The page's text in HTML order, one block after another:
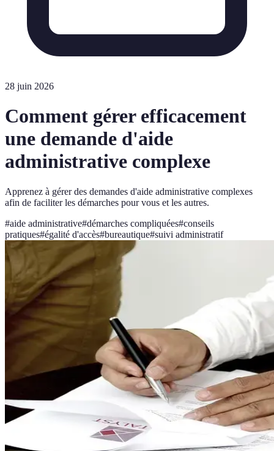
28 juin 2026
Comment gérer efficacement
une demande d'aide
administrative complexe
Apprenez à gérer des demandes d'aide administrative complexes
afin de faciliter les démarches pour vous et les autres.
#aide administrative#démarches compliquées#conseils
pratiques#égalité d'accès#bureautique#suivi administratif